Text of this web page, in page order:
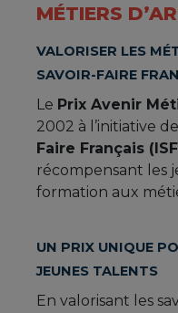
MÉTIERS
VALORISER LES
SAVOIR-FAIRE
Le Prix Avenir
2002 à l’initiative de
Faire Français
récompensant les
formation aux
UN PRIX UNIQUE
JEUNES TALENTS
En valorisant les